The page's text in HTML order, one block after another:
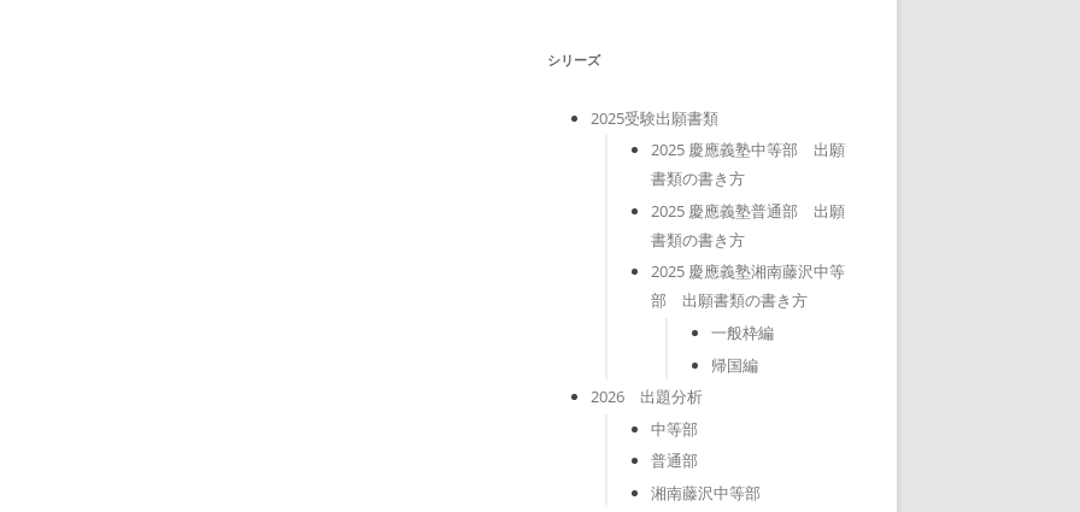
シリーズ
2025受験出願書類
2025 慶應義塾中等部 出願
書類の書き方
2025 慶應義塾普通部 出願
書類の書き方
2025 慶應義塾湘南藤沢中等
部 出願書類の書き方
一般枠編
帰国編
2026 出題分析
中等部
普通部
湘南藤沢中等部